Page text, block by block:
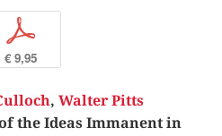
p
€ 9,95
, Walter Pitts
the Ideas Immanent in